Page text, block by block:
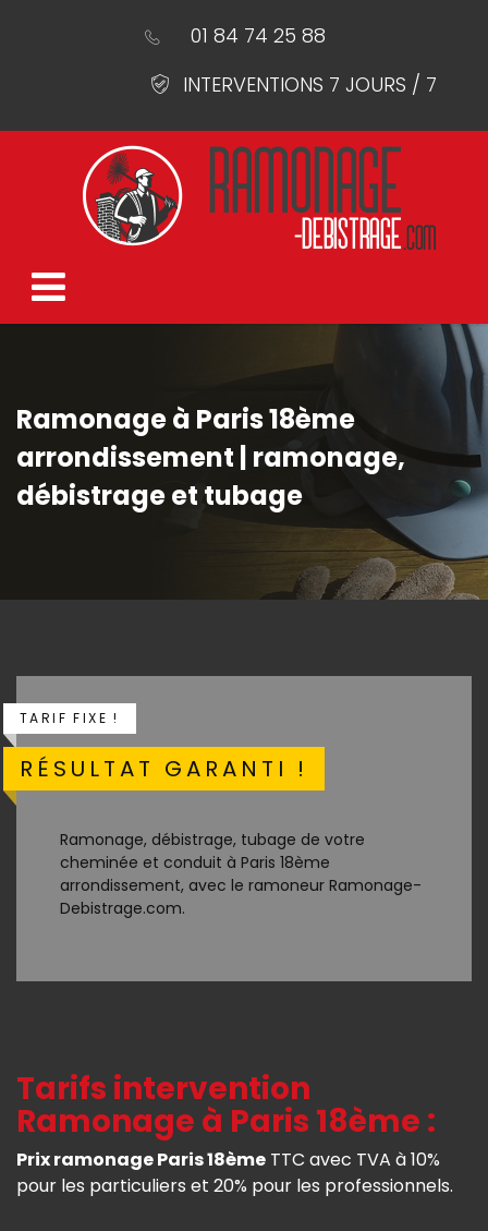
01 84 74 25 88
INTERVENTIONS 7 JOURS / 7
Ramonage à Paris 18ème
arrondissement | ramonage,
débistrage et tubage
TARIF FIXE !
RÉSULTAT GARANTI !
Ramonage, débistrage, tubage de votre
cheminée et conduit à Paris 18ème
arrondissement, avec le ramoneur Ramonage-
Debistrage.com.
Tarifs intervention
Ramonage à Paris 18ème :
Prix ramonage Paris 18ème TTC avec TVA à 10%
pour les particuliers et 20% pour les professionnels.